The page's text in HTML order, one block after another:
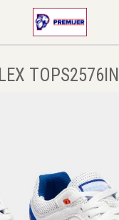
TOPS2576IN